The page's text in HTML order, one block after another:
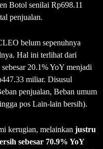
Botol senilai Rp698.11
penjualan.
belum sepenuhnya
Hal ini terlihat dari
20.1% YoY menjadi
miliar. Disusul
penjualan, Beban umum
pos Lain-lain bersih).
kerugian, melainkan justru
sebesar 70.9% YoY